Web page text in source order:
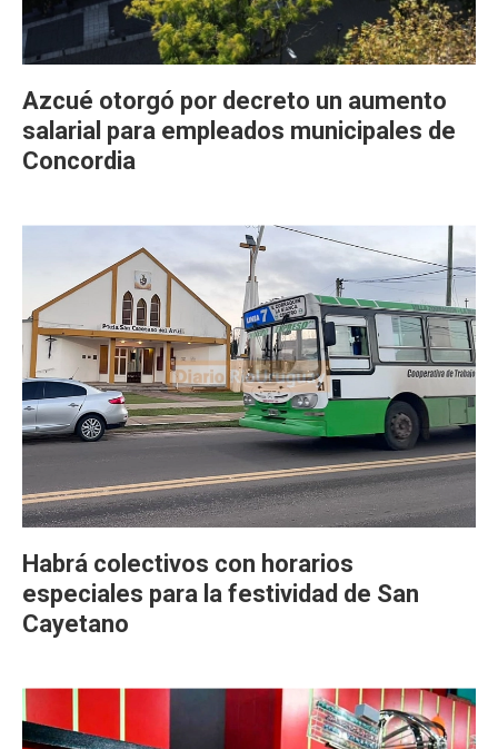
Azcué otorgó por decreto un aumento
salarial para empleados municipales de
Concordia
Habrá colectivos con horarios
especiales para la festividad de San
Cayetano